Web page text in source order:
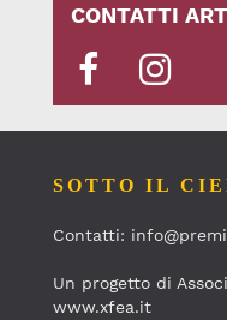
CONTATTI
SOTTO IL
Contatti:
Un progetto di
www.xfea.it